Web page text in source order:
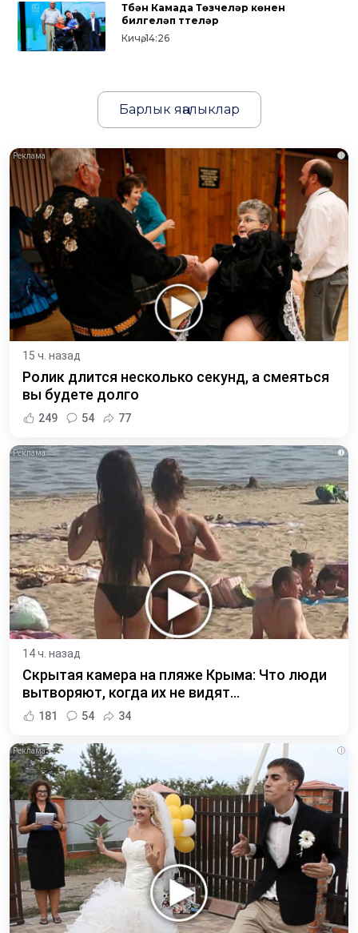
Түбән Камада Төзүчеләр көнен
билгеләп үттеләр
Кичә, 14:26
Барлык яңалыклар
i
15 ч. назад
Ролик длится несколько секунд, а смеяться
вы будете долго
249 54 77
i
14 ч. назад
Скрытая камера на пляже Крыма: Что люди
вытворяют, когда их не видят...
181 54 34
i